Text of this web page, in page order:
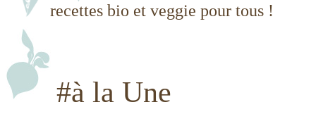
recettes bio et veggie pour tous !
#à la Une